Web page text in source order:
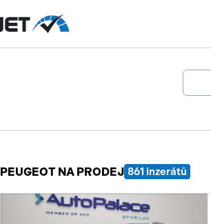
PEUGEOT NA PRODEJ 861 inzerátů